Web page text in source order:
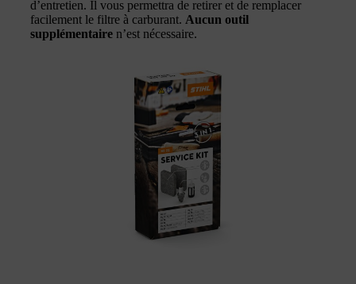
d’entretien. Il vous permettra de retirer et de remplacer
facilement le filtre à carburant. Aucun outil
supplémentaire n’est nécessaire.